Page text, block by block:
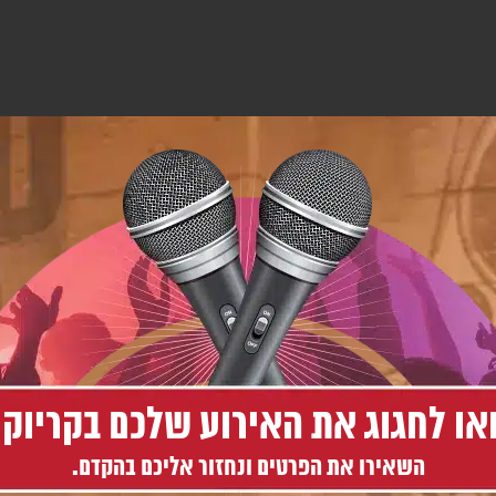
לחגוג את האירוע שלכם
השאירו את הפרטים ונחזור אליכם בהקדם.